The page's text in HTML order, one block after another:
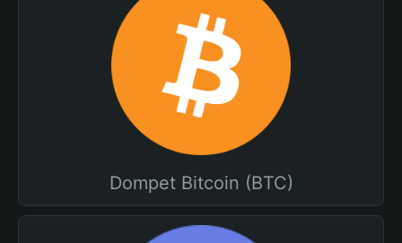
Dompet Bitcoin (BTC)